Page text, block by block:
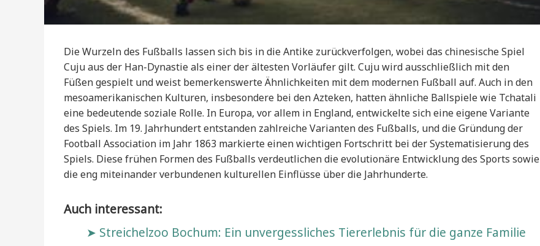
Die Wurzeln des Fußballs lassen sich bis in die Antike zurückverfolgen, wobei das chinesische Spiel
Cuju aus der Han-Dynastie als einer der ältesten Vorläufer gilt. Cuju wird ausschließlich mit den
Füßen gespielt und weist bemerkenswerte Ähnlichkeiten mit dem modernen Fußball auf. Auch in den
mesoamerikanischen Kulturen, insbesondere bei den Azteken, hatten ähnliche Ballspiele wie Tchatali
eine bedeutende soziale Rolle. In Europa, vor allem in England, entwickelte sich eine eigene Variante
des Spiels. Im 19. Jahrhundert entstanden zahlreiche Varianten des Fußballs, und die Gründung der
Football Association im Jahr 1863 markierte einen wichtigen Fortschritt bei der Systematisierung des
Spiels. Diese frühen Formen des Fußballs verdeutlichen die evolutionäre Entwicklung des Sports sowie
die eng miteinander verbundenen kulturellen Einflüsse über die Jahrhunderte.
Auch interessant:
Streichelzoo Bochum: Ein unvergessliches Tiererlebnis für die ganze Familie